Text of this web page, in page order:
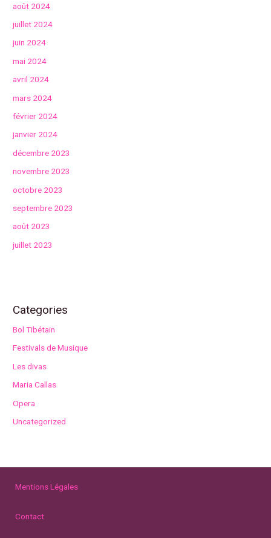
août 2024
juillet 2024
juin 2024
mai 2024
avril 2024
mars 2024
février 2024
janvier 2024
décembre 2023
novembre 2023
octobre 2023
septembre 2023
août 2023
juillet 2023
Categories
Bol Tibétain
Festivals de Musique
Les divas
Maria Callas
Opera
Uncategorized
Mentions Légales
Contact